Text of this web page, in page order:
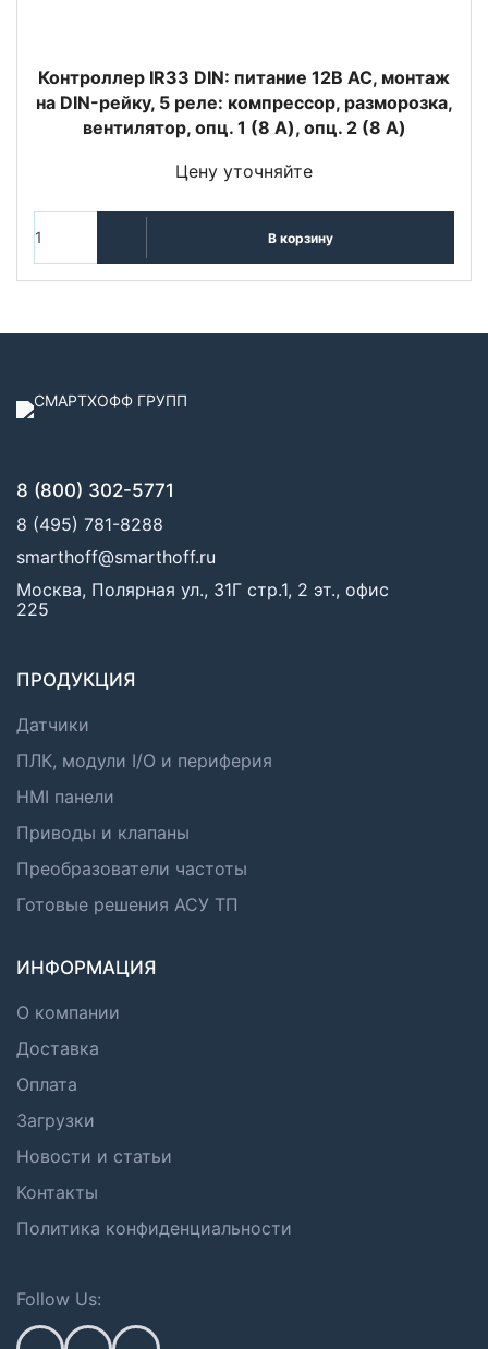
Контроллер IR33 DIN: питание 12В АС, монтаж
на DIN-рейку, 5 реле: компрессор, разморозка,
вентилятор, опц. 1 (8 A), опц. 2 (8 A)
Цену уточняйте
В корзину
8 (800) 302-5771
8 (495) 781-8288
smarthoff@smarthoff.ru
Москва, Полярная ул., 31Г стр.1, 2 эт., офис
225
ПРОДУКЦИЯ
Датчики
ПЛК, модули I/O и периферия
HMI панели
Приводы и клапаны
Преобразователи частоты
Готовые решения АСУ ТП
ИНФОРМАЦИЯ
О компании
Доставка
Оплата
Загрузки
Новости и статьи
Контакты
Политика конфиденциальности
Follow Us: